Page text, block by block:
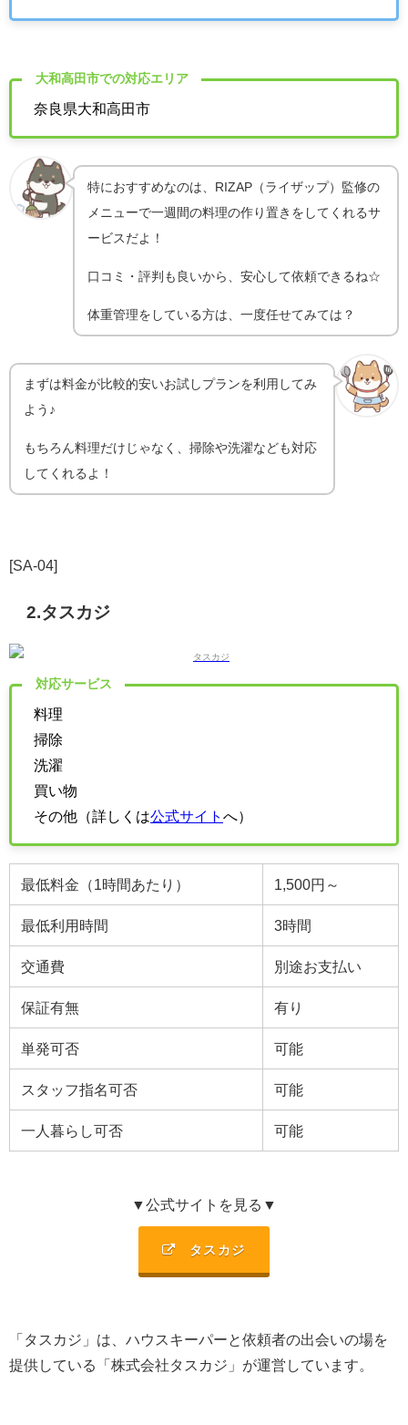
大和高田市での対応エリア
奈良県大和高田市
特におすすめなのは、RIZAP（ライザップ）監修の
メニューで一週間の料理の作り置きをしてくれるサ
ービスだよ！
口コミ・評判も良いから、安心して依頼できるね☆
体重管理をしている方は、一度任せてみては？
まずは料金が比較的安いお試しプランを利用してみ
よう♪
もちろん料理だけじゃなく、掃除や洗濯なども対応
してくれるよ！
[SA-04]
2.タスカジ
対応サービス
料理
掃除
洗濯
買い物
その他（詳しくは公式サイト へ）
最低料金（1時間あたり） 1,500円～
最低利用時間 3時間
交通費 別途お支払い
保証有無 有り
単発可否 可能
スタッフ指名可否 可能
一人暮らし可否 可能
▼公式サイトを見る▼
タスカジ
「タスカジ」は、ハウスキーパーと依頼者の出会いの場を
提供している「株式会社タスカジ」が運営しています。